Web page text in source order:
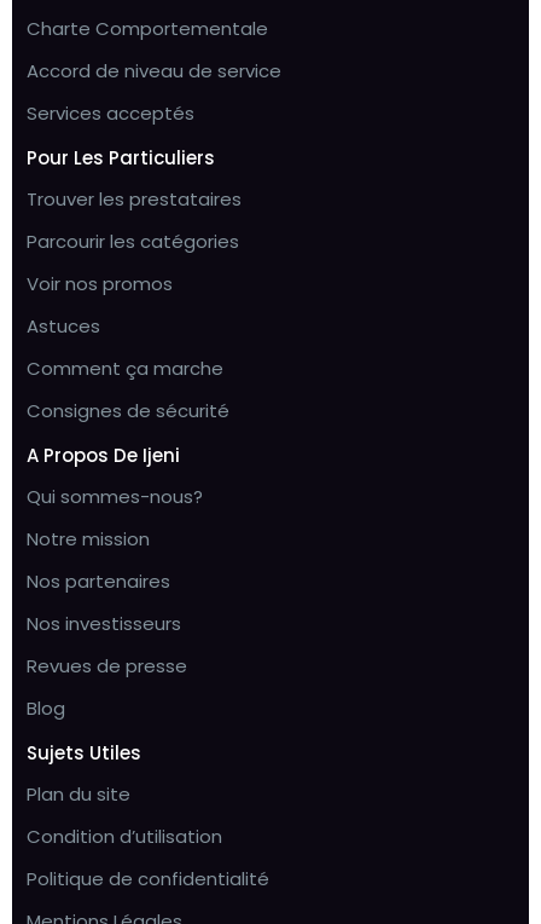
Charte Comportementale
Accord de niveau de service
Services acceptés
Pour Les Particuliers
Trouver les prestataires
Parcourir les catégories
Voir nos promos
Astuces
Comment ça marche
Consignes de sécurité
A Propos De Ijeni
Qui sommes-nous?
Notre mission
Nos partenaires
Nos investisseurs
Revues de presse
Blog
Sujets Utiles
Plan du site
Condition d’utilisation
Politique de confidentialité